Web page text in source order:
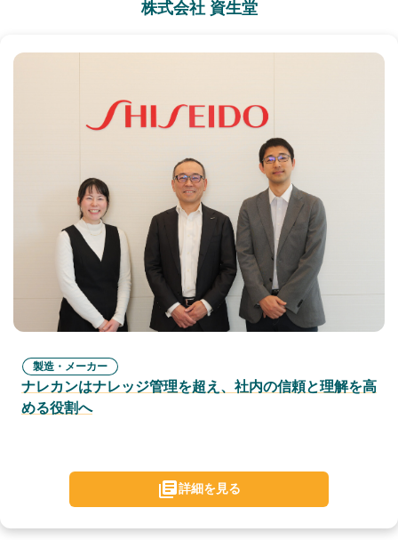
株式会社 資生堂
製造・メーカー
ナレカンはナレッジ管理を超え、社内の信頼と理解を高
める役割へ
詳細を見る